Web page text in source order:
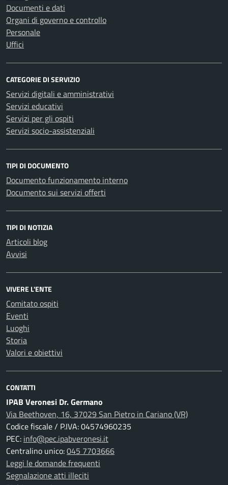
Documenti e dati
Organi di governo e controllo
Personale
Uffici
CATEGORIE DI SERVIZIO
Servizi digitali e amministrativi
Servizi educativi
Servizi per gli ospiti
Servizi socio-assistenziali
TIPI DI DOCUMENTO
Documento funzionamento interno
Documento sui servizi offerti
TIPI DI NOTIZIA
Articoli blog
Avvisi
VIVERE L'ENTE
Comitato ospiti
Eventi
Luoghi
Storia
Valori e obiettivi
CONTATTI
IPAB Veronesi Dr. Germano
Via Beethoven, 16, 37029 San Pietro in Cariano (VR)
Codice fiscale / P.IVA: 04574960235
PEC: info@pec.ipabveronesi.it
Centralino unico:045 7703666
Leggi le domande frequenti
Segnalazione atti illeciti